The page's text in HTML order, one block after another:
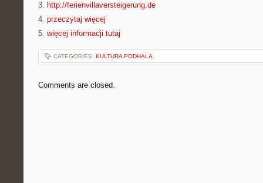
3. http://ferienvillaversteigerung.de
4. przeczytaj więcej
5. więcej informacji tutaj
CATEGORIES: KULTURA PODHALA
Comments are closed.